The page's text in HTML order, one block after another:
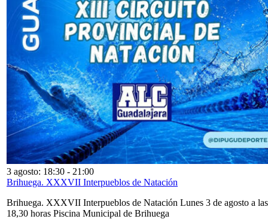
3 agosto: 18:30 - 21:00
Brihuega. XXXVII Interpueblos de Natación
Brihuega. XXXVII Interpueblos de Natación Lunes 3 de agosto a las
18,30 horas Piscina Municipal de Brihuega